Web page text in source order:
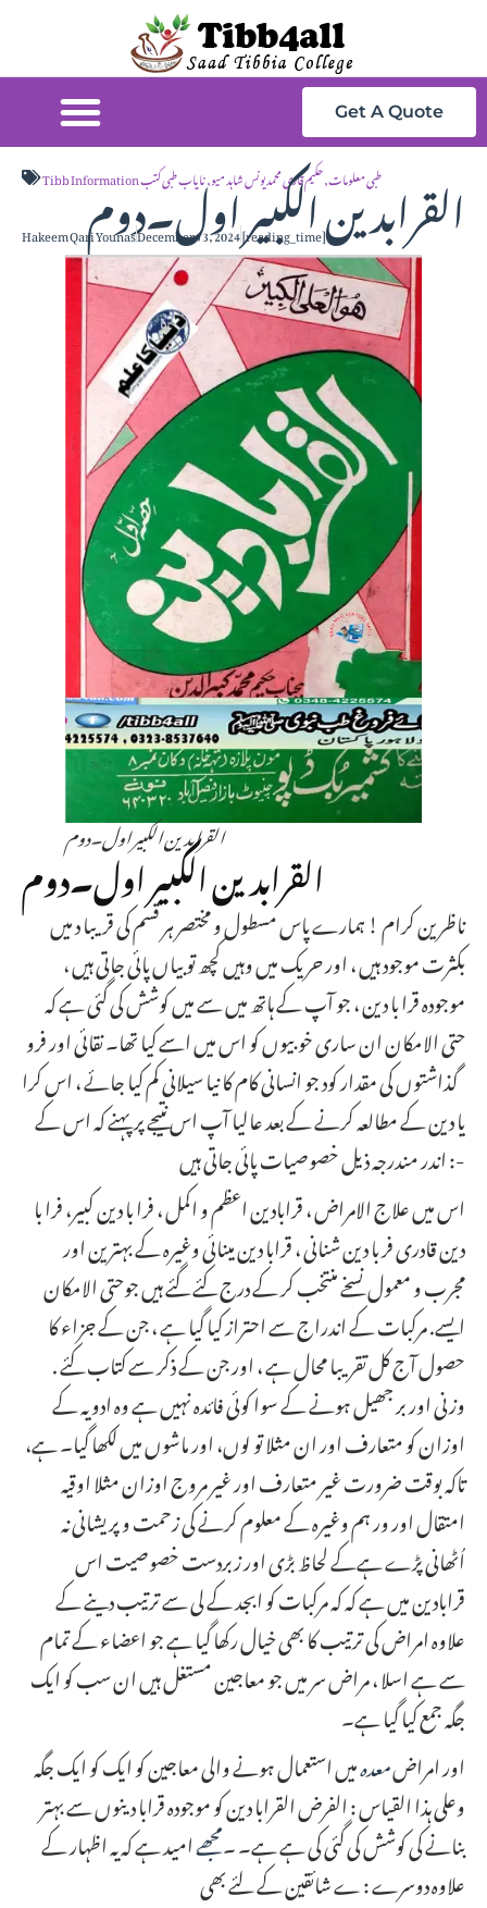
Get A Quote
Tibb Information طبی معلومات,حکیم قاری محمد یونس شاہد میو,نایاب طبی کتب
القرابدین الکبیر اول۔دومHakeem Qari YounasDecember 13, 2024[reading_time]
القرابدین الکبیر اول۔دوم
القرابدین الکبیر اول۔دوم
ناظرین کرام ! ہمارے پاس مسطول و مختصر ہر قسم کی قریبا د میں
بکثرت موجود ہیں ، اور حریک میں وہیں کچھ تو بیاں پائی جاتی ہیں ،
موجودہ قرا با دین ، جو آپ کے ہاتھ میں سے میں کوشش کی گئی ہے کہ
حتی الامکان ان ساری خوبیوں کو اس میں اسے کیا تھا۔ نقائی اور فرو
گذاشتوں کی مقدار کود جو انسانی کام کا نیا سیلانی کم کیا جائے ، اس کرا
یا دین کے مطالعہ کرنے کے بعد عالیا آپ اس نتیجے پر پہنے کہ اس کے
اندر مندرجہ ذیل خصوصیات پائی جاتی ہیں :-
اس میں علاج الامراض ، قرابادین اعظم و اکمل ، فرا با دین کبیر، فرا با
دین قادری فر با دین شنانی ، قرابا دین مینائی وغیرہ کے بہترین اور
مجرب و معمول نسخے منتخب کر کے درج کئے گئے ہیں جوحتی الامکان
ایسے. مرکبات کے اندراج سے احتراز کیا گیا ہے ، جن کے جزاء کا
حصول آج کل تقریبا محال ہے ، اور جن کے ذکر سے کتاب کئے .
وزنی اور بر جھیل ہونے کے سوا کوئی فائدہ نہیں ہے وہ ادویہ کے
اوزان کو متعارف اور ان مثلا تو لوں، اور ماشوں میں لکھا گیا۔ ہے،
تاکہ بوقت ضرورت غیر متعارف اور غیر مروج اوزان مثلا اوقیہ
امتقال اور ور ہم وغیرہ کے معلوم کرنے کی زحمت و پریشانی نہ
اُٹھانی پڑے ہےکے لحاظ بڑی اور زبردست خصوصیت اس
قرابادین میں ہے کہ کہ مرکبات کو ابجد کے لی سے ترتیب دینے کے
علاوہ امراض کی ترتیب کا بھی خیال رکھا گیا ہے جو اعضاء کے تمام
سے ہے اسلا ، مراض سر میں جو معاجين مستغل ہیں ان سب کو ایک
جگہ جمع کیا گیا ہے۔
اور امراضمعدہمیں استعمال ہونے والی معاجین کو ایک کو ایک جگہ
وعلی ہذا القیاس : الفرض القرابا دین کو موجودہ قرابا دینوں سے بہتر
بنانے کی کوشش کی گئی کی ہے ہے۔ ۔مجھےامید ہے کہ یہ اظہار کے
علاوہ دوسرے : ے شائقین کے لئے بھی